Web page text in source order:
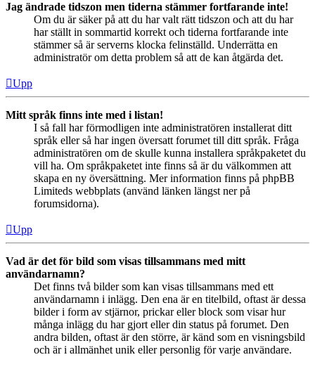
Jag ändrade tidszon men tiderna stämmer fortfarande inte!
Om du är säker på att du har valt rätt tidszon och att du har
har ställt in sommartid korrekt och tiderna fortfarande inte
stämmer så är serverns klocka felinställd. Underrätta en
administratör om detta problem så att de kan åtgärda det.
Upp
Mitt språk finns inte med i listan!
I så fall har förmodligen inte administratören installerat ditt
språk eller så har ingen översatt forumet till ditt språk. Fråga
administratören om de skulle kunna installera språkpaketet du
vill ha. Om språkpaketet inte finns så är du välkommen att
skapa en ny översättning. Mer information finns på phpBB
Limiteds webbplats (använd länken längst ner på
forumsidorna).
Upp
Vad är det för bild som visas tillsammans med mitt
användarnamn?
Det finns två bilder som kan visas tillsammans med ett
användarnamn i inlägg. Den ena är en titelbild, oftast är dessa
bilder i form av stjärnor, prickar eller block som visar hur
många inlägg du har gjort eller din status på forumet. Den
andra bilden, oftast är den större, är känd som en visningsbild
och är i allmänhet unik eller personlig för varje användare.